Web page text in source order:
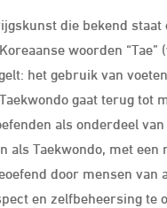
die bekend
woorden
het gebruik van
gaat terug tot
als onderdeel
als Taekwondo, met
door mensen
en zelfbeheersing te